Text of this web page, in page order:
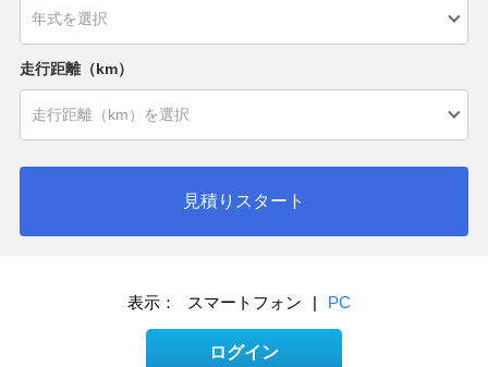
走行距離（km）
見積りスタート
表示： スマートフォン | PC
ログイン